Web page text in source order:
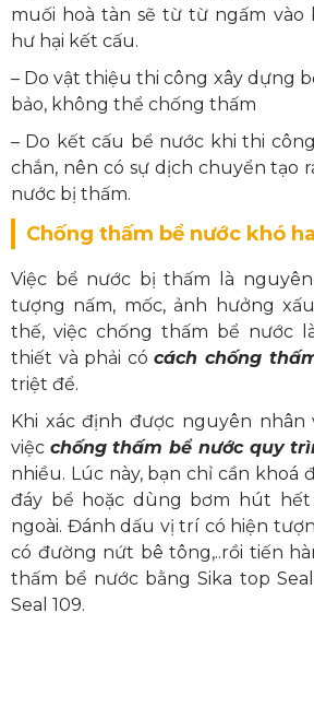
muối hoà tàn sẽ từ từ ngấm vào
hư hại kết cấu.
– Do vật thiệu thi công xây dựng
bảo, không thể chống thấm
– Do kết cấu bể nước khi thi
chắn, nên có sự dịch chuyển tạo
nước bị thấm.
Chống thấm bể nước khó
Việc bể nước bị thấm là
tượng nấm, mốc, ảnh hưởng
thế, việc chống thấm bể nước
thiết và phải cócách chống
triệt để.
Khi xác định được nguyên nhân
việc chống thấm bể nước quy
nhiều. Lúc này, bạn chỉ cần khoá
đáy bể hoặc dùng bơm hút
ngoài. Đánh dấu vị trí có hiện
có đường nứt bê tông,..rồi tiến
thấm bể nước bằng Sika top
Seal 109.